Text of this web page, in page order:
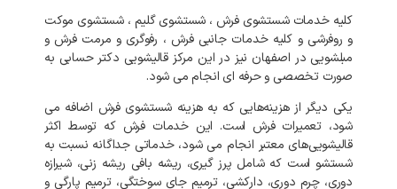
کلیه خدمات شستشوی فرش ، شستشوی گلیم ، شستشوی موکت
و روفرشی و کلیه خدمات جانبی فرش ، رفوگری و مرمت فرش و
مبلشویی در اصفهان نیز در این مرکز قالیشویی دکتر حسابی به
صورت تخصصی و حرفه ای انجام می شود.
یکی دیگر از هزینه‌هایی که به هزینه شستشوی فرش اضافه می
شود، تعمیرات فرش است. این خدمات فرش که توسط اکثر
قالیشویی‌های معتبر انجام می شود، خدماتی جداگانه نسبت به
شستشو است که شامل پرز گیری، ریشه بافی ریشه زنی، شیرازه
دوری، چرم دوری، دارکشی، ترمیم جای سوختگی، ترمیم پارگی و